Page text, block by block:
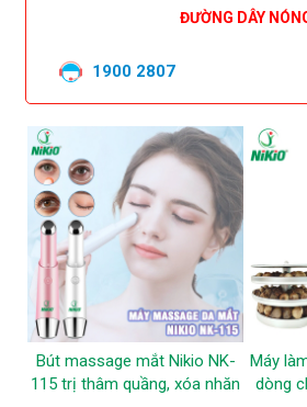
ĐƯỜNG DÂY
1900 2807
Bút massage mắt Nikio NK-
115 trị thâm quầng, xóa nhăn
Máy
dòng